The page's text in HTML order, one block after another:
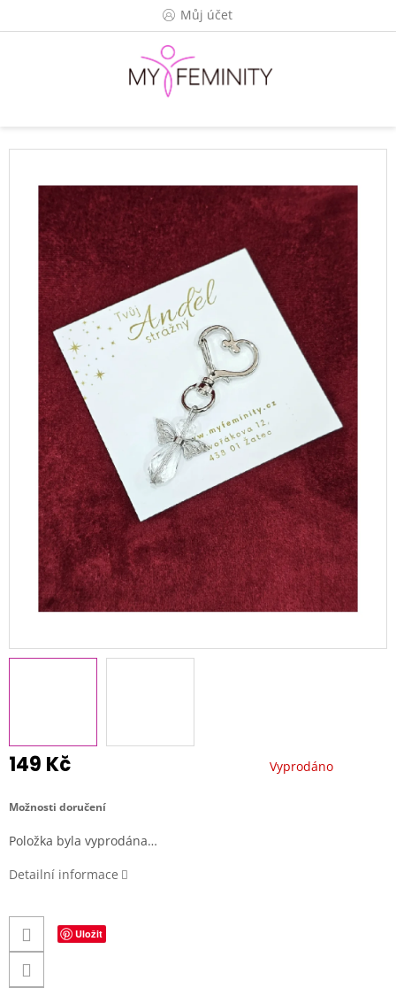
Můj účet
149 Kč
cena:
Vyprodáno
Možnosti doručení
Položka byla vyprodána…
Detailní informace
Uložit